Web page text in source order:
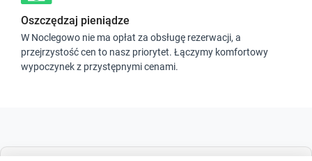
Oszczędzaj pieniądze
W Noclegowo nie ma opłat za obsługę rezerwacji, a
przejrzystość cen to nasz priorytet. Łączymy komfortowy
wypoczynek z przystępnymi cenami.